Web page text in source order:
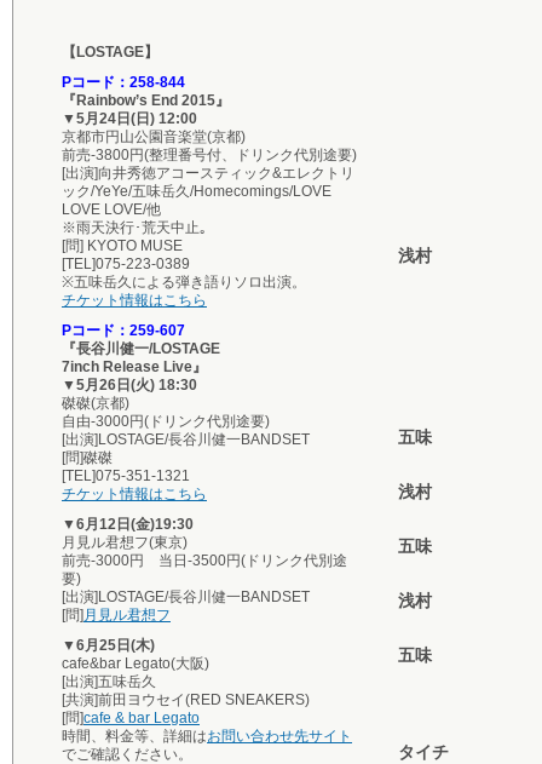
【LOSTAGE】
Pコード：258-844
『Rainbow’s End 2015』
▼5月24日(日) 12:00
京都市円山公園音楽堂(京都)
前売-3800円(整理番号付、ドリンク代別途要)
[出演]向井秀徳アコースティック&エレクトリ
ック/YeYe/五味岳久/Homecomings/LOVE
LOVE LOVE/他
※雨天決行･荒天中止｡
[問] KYOTO MUSE
[TEL]075-223-0389
※五味岳久による弾き語りソロ出演。
チケット情報はこちら
Pコード：259-607
『長谷川健一/LOSTAGE
7inch Release Live』
▼5月26日(火) 18:30
磔磔(京都)
自由-3000円(ドリンク代別途要)
[出演]LOSTAGE/長谷川健一BANDSET
[問]磔磔
[TEL]075-351-1321
チケット情報はこちら
▼6月12日(金)19:30
月見ル君想フ(東京)
前売-3000円 当日-3500円(ドリンク代別途
要)
[出演]LOSTAGE/長谷川健一BANDSET
[問] 月見ル君想フ
▼6月25日(木)
cafe&bar Legato(大阪)
[出演]五味岳久
[共演]前田ヨウセイ(RED SNEAKERS)
[問]cafe & bar Legato
時間、料金等、詳細はお問い合わせ先サイト
でご確認ください。
浅村
五味
浅村
五味
浅村
五味
タイチ